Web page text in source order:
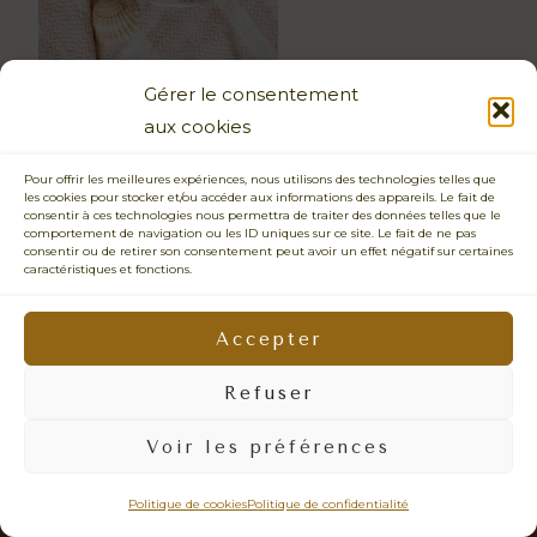
Gérer le consentement
aux cookies
Pour offrir les meilleures expériences, nous utilisons des technologies telles que
les cookies pour stocker et/ou accéder aux informations des appareils. Le fait de
consentir à ces technologies nous permettra de traiter des données telles que le
comportement de navigation ou les ID uniques sur ce site. Le fait de ne pas
consentir ou de retirer son consentement peut avoir un effet négatif sur certaines
caractéristiques et fonctions.
Accepter
Refuser
Voir les préférences
Politique de cookiesPolitique de confidentialité
VRAIES • IMAGES NATURELLES •
PRENDRE LE TEMPS • REGARD BIENVEILLANT • LÂCHER-PRISE •
PHOTOS QUI VOUS RESSEMBLENT • DOUCEUR • PRÉSENCE
© 2026 - Sabrina Dupuy Photographe Portrait, Famille & Mariage Vannes -
Carnac - Arradon - Ploermel - Theix-Noyalo - La Roche Bernard - Muzillac -